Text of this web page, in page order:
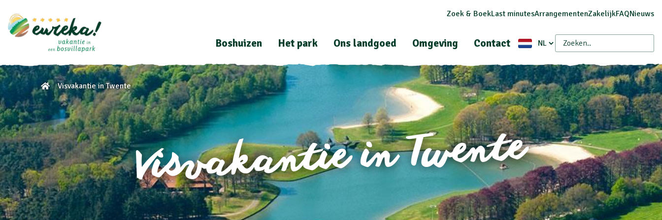
Zoek & BoekLast minutesArrangementenZakelijkFAQNieuws
Boshuizen Het park Ons landgoed Omgeving Contact
Visvakantie in Twente
Visvakantie in Twente